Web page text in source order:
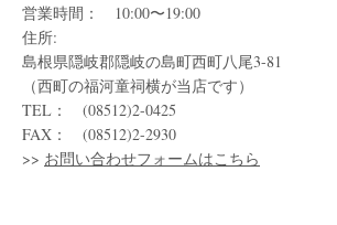
営業時間： 10:00〜19:00
住所:
島根県隠岐郡隠岐の島町西町八尾3-81
（西町の福河童祠横が当店です）
TEL： (08512)2-0425
FAX： (08512)2-2930
>> お問い合わせフォームはこちら